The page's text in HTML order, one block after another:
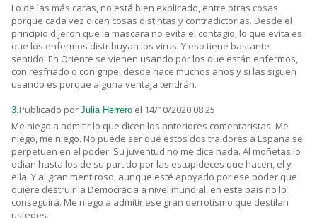
Lo de las más caras, no está bien explicado, entre otras cosas
porque cada vez dicen cosas distintas y contradictorias. Desde el
principio dijeron que la mascara no evita el contagio, lo que evita es
que los enfermos distribuyan los virus. Y eso tiene bastante
sentido. En Oriente se vienen usando por los que están enfermos,
con resfriado o con gripe, desde hace muchos años y si las siguen
usando es porque alguna ventaja tendrán.
3. Publicado por Julia Herrero el 14/10/2020 08:25
Me niego a admitir lo que dicen los anteriores comentaristas. Me
niego, me niego. No puede ser que estos dos traidores a España se
perpetuen en el poder. Su juventud no me dice nada. Al moñetas lo
odian hasta los de su partido por las estupideces que hacen, el y
ella. Y al gran mentiroso, aunque esté apoyado por ese poder que
quiere destruir la Democracia a nivel mundial, en este país no lo
conseguirá. Me niego a admitir ese gran derrotismo que destilan
ustedes.